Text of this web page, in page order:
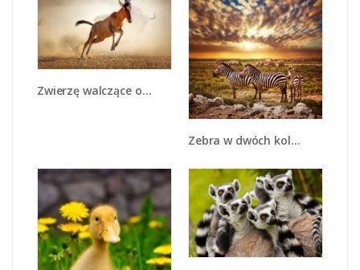
Zwierzę walczące o przeżycie - Z291
Zebra w dwóch kolorach - Z221